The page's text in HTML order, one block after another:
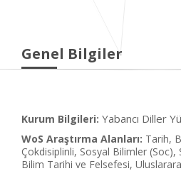
Genel Bilgiler
Kurum Bilgileri: Yabancı Diller
WoS Araştırma Alanları: Tarih,
Çokdisiplinli, Sosyal Bilimler (Soc),
Bilim Tarihi ve Felsefesi,